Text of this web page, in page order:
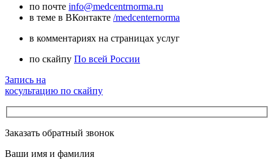
по почте info@medcentrnorma.ru
в теме в ВКонтакте /medcenternorma
в комментариях на страницах услуг
по скайпу По всей России
Запись на
косультацию по скайпу
Заказать обратный звонок
Ваши имя и фамилия